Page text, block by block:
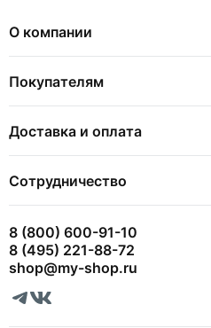
О компании
Покупателям
Доставка и оплата
Сотрудничество
8 (800) 600-91-10
8 (495) 221-88-72
shop@my-shop.ru